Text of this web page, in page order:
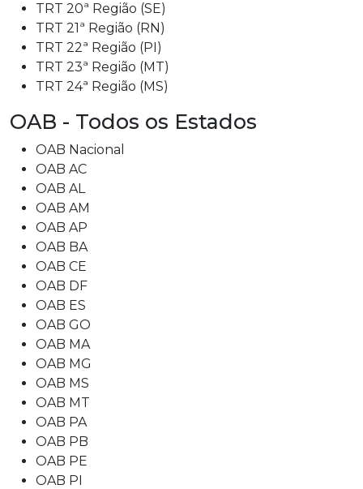
TRT 20ª Região (SE)
TRT 21ª Região (RN)
TRT 22ª Região (PI)
TRT 23ª Região (MT)
TRT 24ª Região (MS)
OAB - Todos os Estados
OAB Nacional
OAB AC
OAB AL
OAB AM
OAB AP
OAB BA
OAB CE
OAB DF
OAB ES
OAB GO
OAB MA
OAB MG
OAB MS
OAB MT
OAB PA
OAB PB
OAB PE
OAB PI